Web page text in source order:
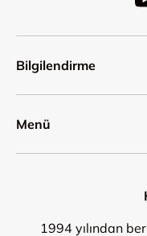
Bilgilendirme
Menü
1994 yılından